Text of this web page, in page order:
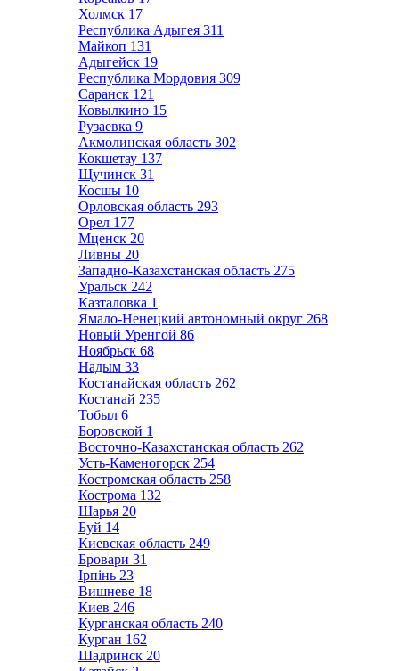
Холмск 17
Республика Адыгея 311
Майкоп 131
Адыгейск 19
Республика Мордовия 309
Саранск 121
Ковылкино 15
Рузаевка 9
Акмолинская область 302
Кокшетау 137
Щучинск 31
Косшы 10
Орловская область 293
Орел 177
Мценск 20
Ливны 20
Западно-Казахстанская область 275
Уральск 242
Казталовка 1
Ямало-Ненецкий автономный округ 268
Новый Уренгой 86
Ноябрьск 68
Надым 33
Костанайская область 262
Костанай 235
Тобыл 6
Боровской 1
Восточно-Казахстанская область 262
Усть-Каменогорск 254
Костромская область 258
Кострома 132
Шарья 20
Буй 14
Киевская область 249
Бровари 31
Ірпінь 23
Вишневе 18
Киев 246
Курганская область 240
Курган 162
Шадринск 20